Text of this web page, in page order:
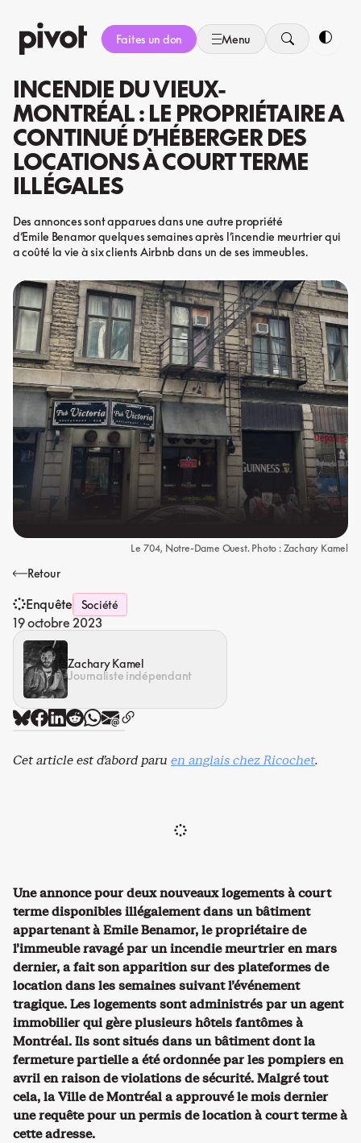
au
contenu
Faites un don Menu
INCENDIE DU VIEUX-
MONTRÉAL : LE PROPRIÉTAIRE A
CONTINUÉ D’HÉBERGER DES
LOCATIONS À COURT TERME
ILLÉGALES
Des annonces sont apparues dans une autre propriété
d’Emile Benamor quelques semaines après l’incendie meurtrier qui
a coûté la vie à six clients Airbnb dans un de ses immeubles.
Le 704, Notre-Dame Ouest. Photo : Zachary Kamel
Retour
Enquête Société
19 octobre 2023
Zachary Kamel
Journaliste indépendant
Cet article est d’abord paru en anglais chez Ricochet.
Une annonce pour deux nouveaux logements à court
terme disponibles illégalement dans un bâtiment
appartenant à Emile Benamor, le propriétaire de
l’immeuble ravagé par un incendie meurtrier en mars
dernier, a fait son apparition sur des plateformes de
location dans les semaines suivant l’événement
tragique. Les logements sont administrés par un agent
immobilier qui gère plusieurs hôtels fantômes à
Montréal. Ils sont situés dans un bâtiment dont la
fermeture partielle a été ordonnée par les pompiers en
avril en raison de violations de sécurité. Malgré tout
cela, la Ville de Montréal a approuvé le mois dernier
une requête pour un permis de location à court terme à
cette adresse.